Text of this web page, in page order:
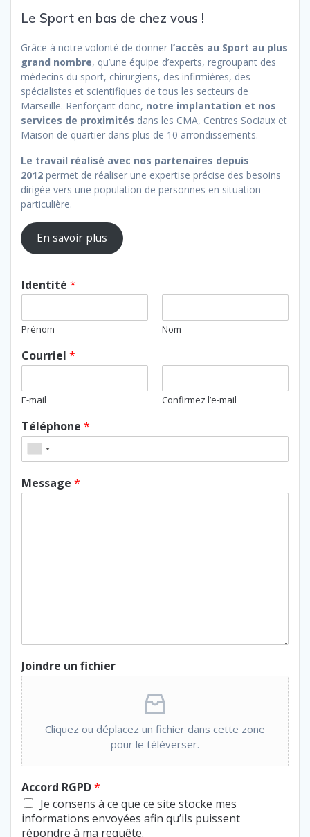
Le Sport en bas de chez vous !
Grâce à notre volonté de donner l’accès au Sport au plus
grand nombre, qu’une équipe d’experts, regroupant des
médecins du sport, chirurgiens, des infirmières, des
spécialistes et scientifiques de tous les secteurs de
Marseille. Renforçant donc, notre implantation et nos
services de proximités dans les CMA, Centres Sociaux et
Maison de quartier dans plus de 10 arrondissements.
Le travail réalisé avec nos partenaires depuis
2012 permet de réaliser une expertise précise des besoins
dirigée vers une population de personnes en situation
particulière.
En savoir plus
Identité *
Prénom Nom
Courriel *
E-mail Confirmez l’e-mail
Téléphone *
Message *
Joindre un fichier
Cliquez ou déplacez un fichier dans cette zone
pour le téléverser.
Accord RGPD*
Je consens à ce que ce site stocke mes
informations envoyées afin qu’ils puissent
répondre à ma requête.